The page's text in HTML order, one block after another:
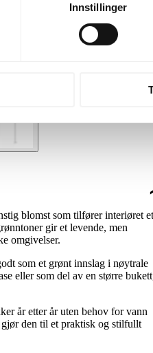
Innstillinger
blomst som tilfører interiøret et
gir et levende, men
omgivelser.
som et grønt innslag i nøytrale
eller som del av en større
år etter år uten behov for vann
gjør den til et praktisk og stilfullt